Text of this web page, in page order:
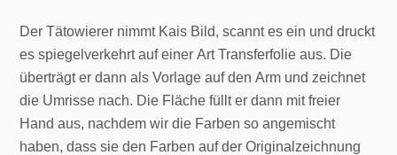
Der Tätowierer nimmt Kais Bild, scannt es ein und druckt
es spiegelverkehrt auf einer Art Transferfolie aus. Die
überträgt er dann als Vorlage auf den Arm und zeichnet
die Umrisse nach. Die Fläche füllt er dann mit freier
Hand aus, nachdem wir die Farben so angemischt
haben, dass sie den Farben auf der Originalzeichnung